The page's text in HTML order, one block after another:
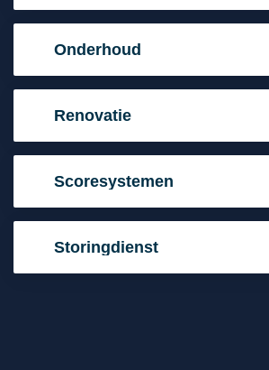
Onderhoud
Renovatie
Scoresystemen
Storingdienst